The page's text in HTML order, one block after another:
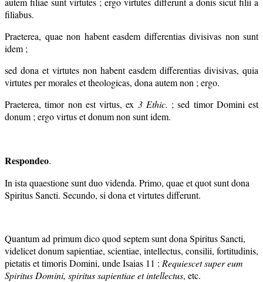
filiabus.
Praeterea, quae non habent easdem differentias divisivas non sunt
idem ;
sed dona et virtutes non habent easdem differentias divisivas, quia
virtutes per morales et theologicas, dona autem non ; ergo.
Praeterea, timor non est virtus, ex 3 Ethic. ; sed timor Domini est
donum ; ergo virtus et donum non sunt idem.
Respondeo.
In ista quaestione sunt duo videnda. Primo, quae et quot sunt dona
Spiritus Sancti. Secundo, si dona et virtutes differunt.
Quantum ad primum dico quod septem sunt dona Spiritus Sancti,
videlicet donum sapientiae, scientiae, intellectus, consilii, fortitudinis,
pietatis et timoris Domini, unde Isaias 11 : Requiescet super eum
Spiritus Domini, spiritus sapientiae et intellectus, etc.